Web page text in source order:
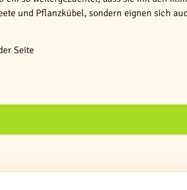
und Pflanzkübel, sondern eignen sich
Seite